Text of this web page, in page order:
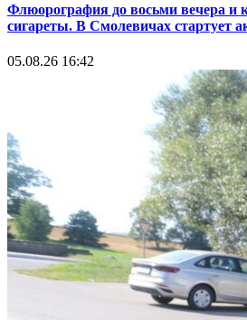
Флюорография до восьми вечера и
сигареты. В Смолевичах стартует
05.08.26 16:42